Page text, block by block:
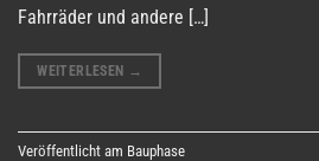
Fahrräder und andere […]
WEITERLESEN →
Veröffentlicht am Bauphase